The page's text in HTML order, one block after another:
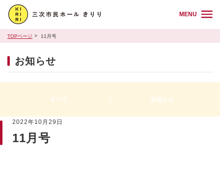
MENU
TOPページ 11月号
お知らせ
すべて お知らせ
2022年10月29日
11月号